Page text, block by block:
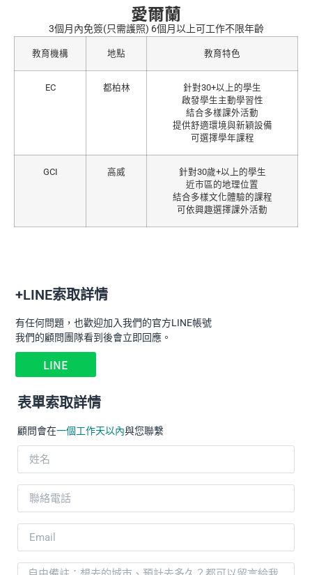
愛爾蘭
3個月內免簽(只需護照) 6個月以上可工作不限年齡
教育機構 地點 教育特色
EC 都柏林
針對30+以上的學生
啟發學生主動學習性
結合多樣課外活動
提供舒適環境與新穎設備
可選擇學年課程
GCI 高威
針對30歲+以上的學生
近市區的地理位置
結合多樣文化體驗的課程
可依興趣選擇課外活動
+LINE索取詳情
有任何問題，也歡迎加入我們的官方LINE帳號
我們的顧問團隊看到後會立即回應。
LINE
表單索取詳情
顧問會在一個工作天以內與您聯繫